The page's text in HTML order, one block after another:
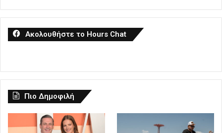
Ακολουθήστε το Hours Chat
Πιο Δημοφιλή